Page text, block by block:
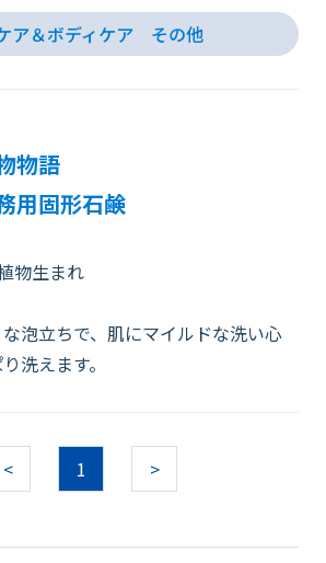
トア
ア＆ボディケア その他
物語
用固形石鹸
物生まれ
泡立ちで、肌にマイルドな洗い心
洗えます。
< 1 >